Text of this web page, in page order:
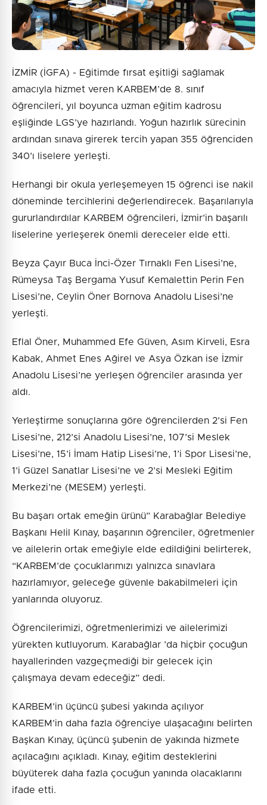
İZMİR (İGFA) - Eğitimde fırsat eşitliği sağlamak
amacıyla hizmet veren KARBEM’de 8. sınıf
öğrencileri, yıl boyunca uzman eğitim kadrosu
eşliğinde LGS’ye hazırlandı. Yoğun hazırlık sürecinin
ardından sınava girerek tercih yapan 355 öğrenciden
340’ı liselere yerleşti.
Herhangi bir okula yerleşemeyen 15 öğrenci ise nakil
döneminde tercihlerini değerlendirecek. Başarılarıyla
gururlandırdılar KARBEM öğrencileri, İzmir’in başarılı
liselerine yerleşerek önemli dereceler elde etti.
Beyza Çayır Buca İnci-Özer Tırnaklı Fen Lisesi’ne,
Rümeysa Taş Bergama Yusuf Kemalettin Perin Fen
Lisesi’ne, Ceylin Öner Bornova Anadolu Lisesi’ne
yerleşti.
Eflal Öner, Muhammed Efe Güven, Asım Kirveli, Esra
Kabak, Ahmet Enes Ağirel ve Asya Özkan ise İzmir
Anadolu Lisesi’ne yerleşen öğrenciler arasında yer
aldı.
Yerleştirme sonuçlarına göre öğrencilerden 2’si Fen
Lisesi’ne, 212’si Anadolu Lisesi’ne, 107’si Meslek
Lisesi’ne, 15’i İmam Hatip Lisesi’ne, 1’i Spor Lisesi’ne,
1’i Güzel Sanatlar Lisesi’ne ve 2’si Mesleki Eğitim
Merkezi’ne (MESEM) yerleşti.
Bu başarı ortak emeğin ürünü” Karabağlar Belediye
Başkanı Helil Kınay, başarının öğrenciler, öğretmenler
ve ailelerin ortak emeğiyle elde edildiğini belirterek,
“KARBEM’de çocuklarımızı yalnızca sınavlara
hazırlamıyor, geleceğe güvenle bakabilmeleri için
yanlarında oluyoruz.
Öğrencilerimizi, öğretmenlerimizi ve ailelerimizi
yürekten kutluyorum. Karabağlar ’da hiçbir çocuğun
hayallerinden vazgeçmediği bir gelecek için
çalışmaya devam edeceğiz” dedi.
KARBEM’in üçüncü şubesi yakında açılıyor
KARBEM’in daha fazla öğrenciye ulaşacağını belirten
Başkan Kınay, üçüncü şubenin de yakında hizmete
açılacağını açıkladı. Kınay, eğitim desteklerini
büyüterek daha fazla çocuğun yanında olacaklarını
ifade etti.